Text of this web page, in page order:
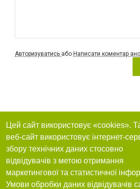
Авторизуватись або Написати коментар
Цей сайт використовує «cookies».
веб-сайт використовує інтернет-
збору технічних даних стосовно
відвідувачів з метою отримання
маркетингової та статистичної
Умови обробки даних відвідувачів